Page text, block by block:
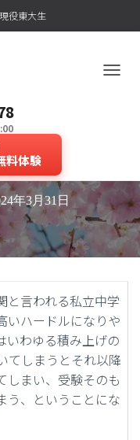
役東大生
料体験
を
切
り
替
え
御三家出身
ポート！
年3月31日
と言われる私立中学
いハードルになりや
いわゆる積み上げの
てしまうとそれ以降
しまい、受験そのも
う、ということにな